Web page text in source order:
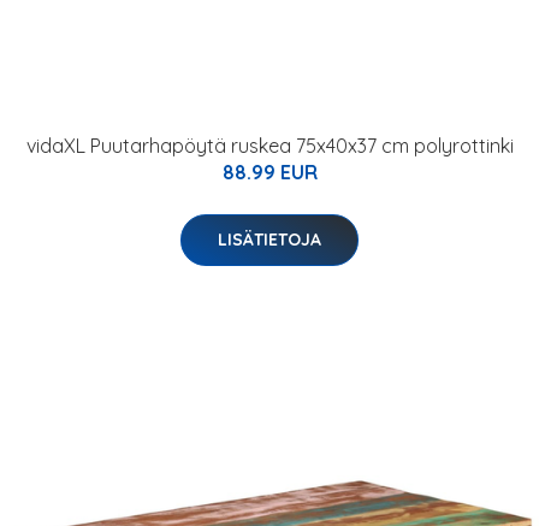
vidaXL Puutarhapöytä ruskea 75x40x37 cm polyrottinki
88.99 EUR
LISÄTIETOJA